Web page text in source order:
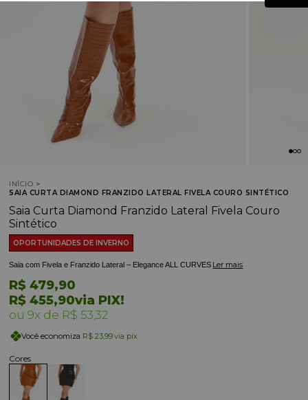
INÍCIO
SAIA CURTA DIAMOND FRANZIDO LATERAL FIVELA COURO SINTÉTICO
Saia Curta Diamond Franzido Lateral Fivela Couro
Sintético
OPORTUNIDADES DE INVERNO
Saia com Fivela e Franzido Lateral – Elegance ALL CURVES Ler mais
R$ 455,90via PIX!
R$ 479,90
9x R$ 53,32
Você economiza R$ 23,99via pix